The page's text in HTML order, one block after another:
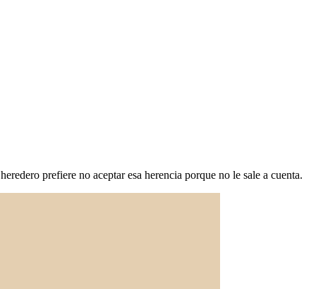
prefiere no aceptar esa herencia porque no le sale a cuenta.